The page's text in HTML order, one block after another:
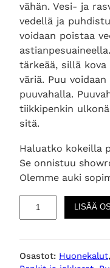
vähän. Vesi- ja
vedellä ja
voidaan poistaa
tärkeää, sillä
väriä. Puu
puuvahalla.
tiikkipenkin
sitä.
Haluatko kokeilla
Se onnistuu
Olemme auki
s
LISÄÄ
Osastot: Huonekalut,